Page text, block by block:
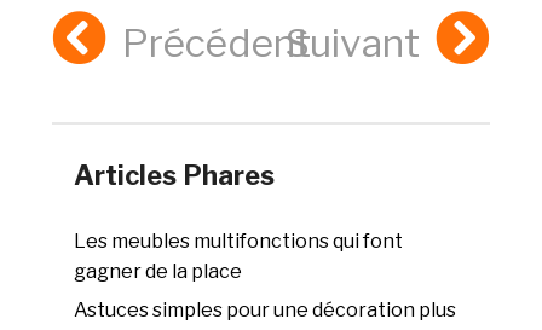
PrécédentSuivant
Articles Phares
Les meubles multifonctions qui font
gagner de la place
Astuces simples pour une décoration plus